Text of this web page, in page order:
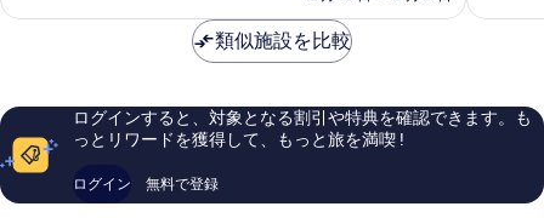
口
件
の
口
金
ン
Lucerne
口
件
件
類似施設を比較
ログインすると、対象となる割引や特典を確認できます。も
っとリワードを獲得して、もっと旅を満喫 !
ログイン 無料で登録